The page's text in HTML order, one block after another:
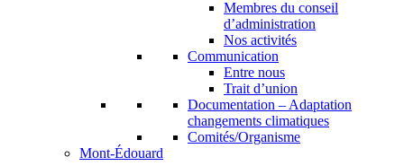
Membres du conseil
d’administration
Nos activités
Communication
Entre nous
Trait d’union
Documentation – Adaptation
changements climatiques
Comités/Organisme
Mont-Édouard